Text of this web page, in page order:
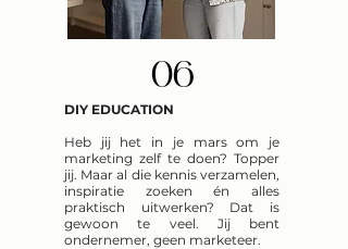
06
DIY EDUCATION
Heb jij het in je mars om je
marketing zelf te doen? Topper
jij. Maar al die kennis verzamelen,
inspiratie zoeken én alles
praktisch uitwerken? Dat is
gewoon te veel. Jij bent
ondernemer, geen marketeer.